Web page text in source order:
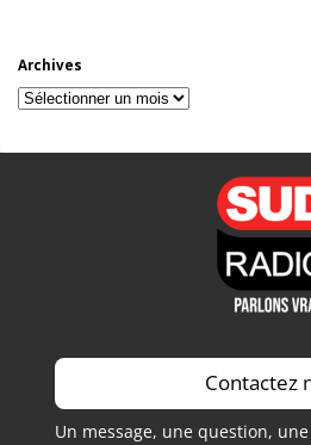
Archives
Archives
Contactez
Un message, une question,